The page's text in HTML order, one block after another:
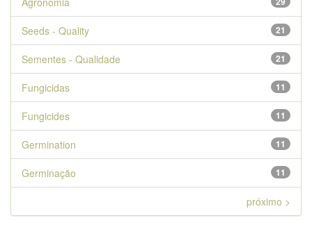
21
Seeds - Quality
21
Sementes - Qualidade
11
Fungicidas
11
Fungicides
11
Germination
11
Germinação
próximo >